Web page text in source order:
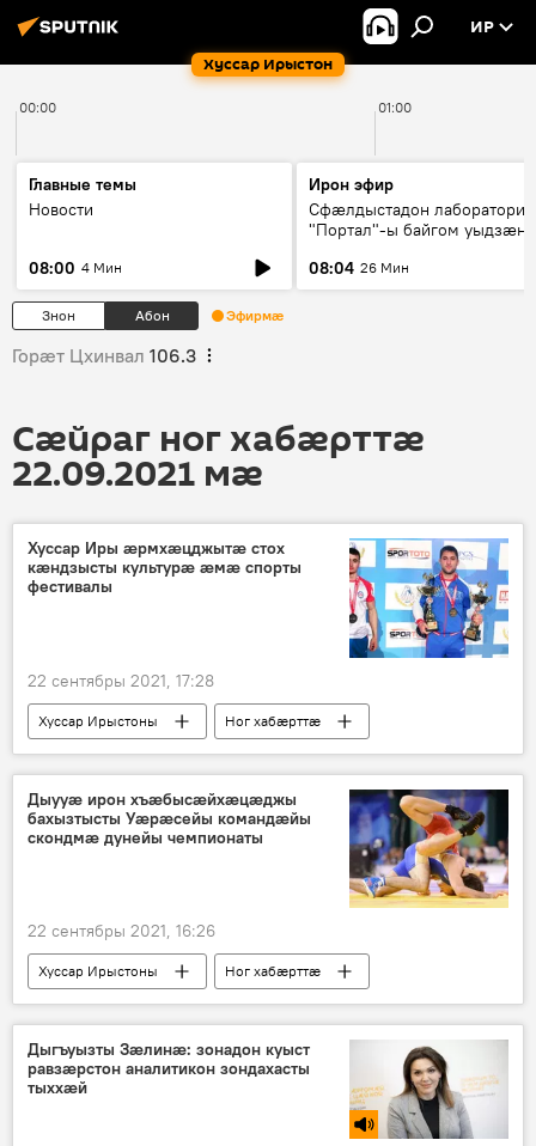
Хуссар Ирыстон
ИР
00:00 01:00
Главные темы
Новости
08:00 4 Мин
Ирон эфир
Сфæлдыстадон лаборатори
"Портал"-ы байгом уыдзæн
Æхсары куыстыты равдыст
08:04 26 Мин
Знон Абон Эфирмæ
Горӕт Цхинвал 106.3
Сӕйраг ног хабӕрттӕ
22.09.2021 мӕ
Хуссар Иры ӕрмхӕцджытӕ стох
кӕндзысты культурӕ ӕмӕ спорты
фестивалы
22 сентябры 2021, 17:28
Хуссар Ирыстоны
Ног хабӕрттӕ
Спорт
Дыууӕ ирон хъӕбысӕйхӕцӕджы
бахызтысты Уӕрӕсейы командӕйы
скондмӕ дунейы чемпионаты
22 сентябры 2021, 16:26
Хуссар Ирыстоны Ног хабӕрттӕ
Дыгъуызты Зæлинæ: зонадон куыст
равзæрстон аналитикон зондахасты
тыххæй